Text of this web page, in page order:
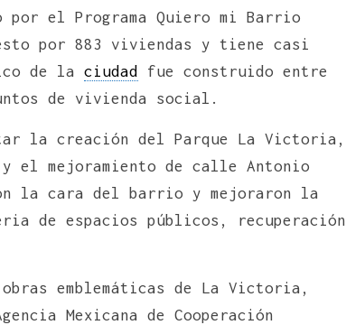
el Programa Quiero mi Barrio
por 883 viviendas y tiene casi
de la ciudad fue construido entre
de vivienda social.
la creación del Parque La Victoria,
el mejoramiento de calle Antonio
la cara del barrio y mejoraron la
de espacios públicos, recuperación
emblemáticas de La Victoria,
Mexicana de Cooperación